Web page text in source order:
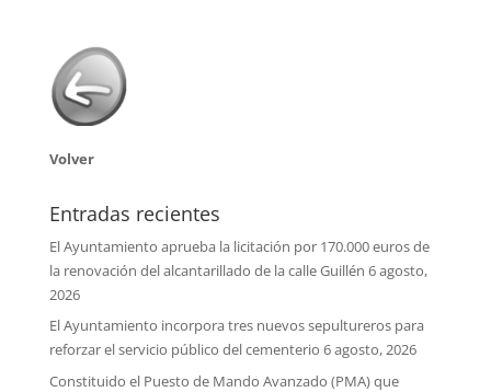
Volver
Entradas recientes
El Ayuntamiento aprueba la licitación por 170.000 euros de
la renovación del alcantarillado de la calle Guillén 6 agosto,
2026
El Ayuntamiento incorpora tres nuevos sepultureros para
reforzar el servicio público del cementerio 6 agosto, 2026
Constituido el Puesto de Mando Avanzado (PMA) que